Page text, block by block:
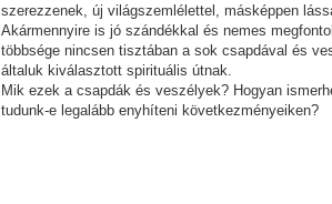
szerezzenek, új világszemlélettel, másképpen
Akármennyire is jó szándékkal és nemes
többsége nincsen tisztában a sok csapdával és
általuk kiválasztott spirituális útnak.
Mik ezek a csapdák és veszélyek? Hogyan
tudunk-e legalább enyhíteni következményeiken?